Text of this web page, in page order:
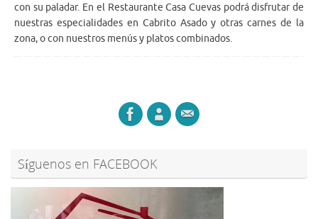
con su paladar. En el Restaurante Casa Cuevas podrá disfrutar de
nuestras especialidades en Cabrito Asado y otras carnes de la
zona, o con nuestros menús y platos combinados.
Síguenos en FACEBOOK